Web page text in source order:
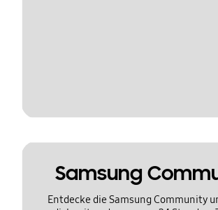
Samsung
Entdecke die Samsung Community